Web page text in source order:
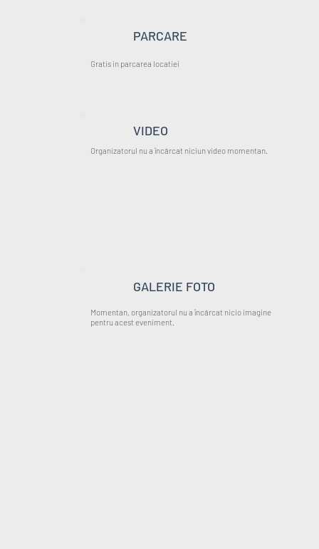
PARCARE
Gratis in parcarea locatiei
VIDEO
Organizatorul nu a încărcat niciun video momentan.
GALERIE FOTO
Momentan, organizatorul nu a încărcat nicio imagine
pentru acest eveniment.